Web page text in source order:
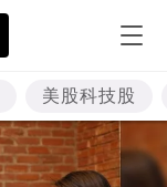
美股科技股